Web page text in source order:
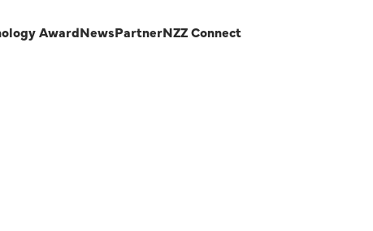
Award News PartnerNZZ Connect